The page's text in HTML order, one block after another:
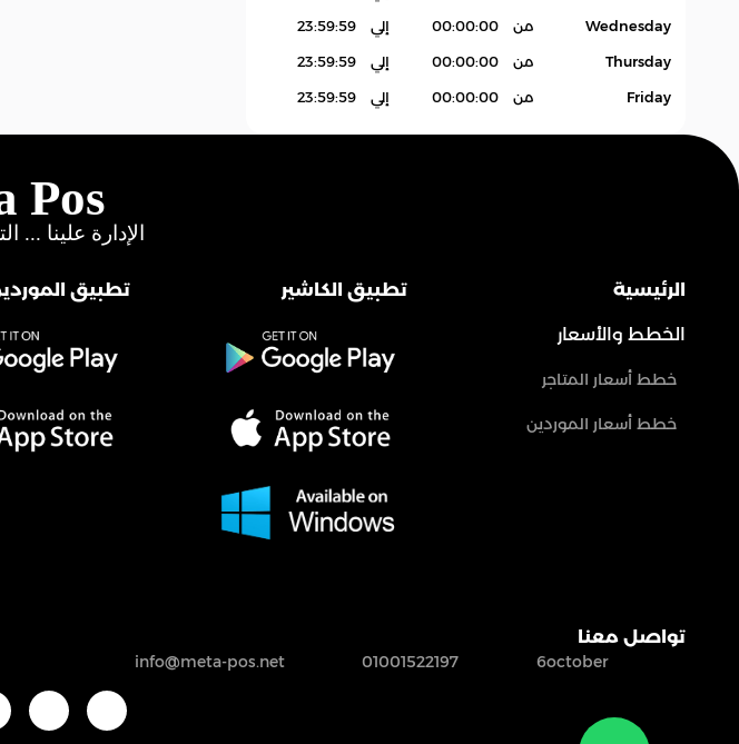
Wednesday من 00:00:00 إلي 23:59:59
Thursday من 00:00:00 إلي 23:59:59
Friday من 00:00:00 إلي 23:59:59
الرئيسية
الخطط والأسعار
خطط أسعار المتاجر
خطط أسعار الموردين
تطبيق الكاشير تطبيق
تواصل معنا
6october
01001522197
info@meta-pos.net